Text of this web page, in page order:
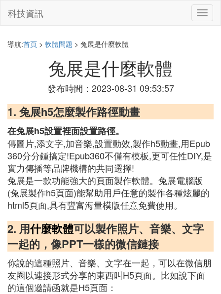
切
換
科技資訊
導航:首頁 > 軟體問題 > 兔展是什麼軟體
兔展是什麼軟體
發布時間：2023-08-31 09:53:57
1. 兔展h5怎麼製作路徑動畫
在兔展h5設置裡面設置路徑。
傳圖片,添文字,加音樂,設置動效,製作h5動畫,用Epub
360分分鍾搞定!Epub360不僅有模板,更可任性DIY,是
實力傳播等品牌機構的共同選擇!
兔展是一款功能強大的頁面製作軟體。兔展電腦版
(兔展製作h5頁面)能幫助用戶任意的製作各種炫麗的
html5頁面,具有豐富海量模版任意免費使用。
2. 用什麼軟體可以製作照片、音樂、文字
一起的，像PPT一樣的微信鏈接
你說的這種照片、音樂、文字在一起，可以在微信朋
友圈以連接形式分享的東西叫H5頁面。比如說下面
的這個邀請函就是H5頁面：